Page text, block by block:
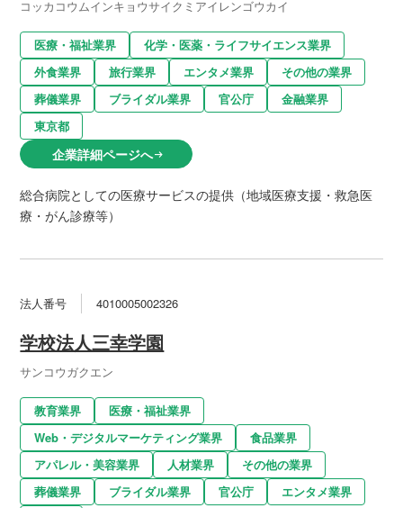
コッカコウムインキョウサイクミアイレンゴウカイ
医療・福祉業界
化学・医薬・ライフサイエンス業界
外食業界
旅行業界 エンタメ業界
その他の業界
葬儀業界
ブライダル業界 官公庁
金融業界
東京都
企業詳細ページへarrow_right_alt
総合病院としての医療サービスの提供（地域医療支援・救急医
療・がん診療等）
法人番号 4010005002326
学校法人三幸学園
サンコウガクエン
教育業界
医療・福祉業界
Web・デジタルマーケティング業界
食品業界
アパレル・美容業界
人材業界
その他の業界
葬儀業界
ブライダル業界 官公庁
エンタメ業界